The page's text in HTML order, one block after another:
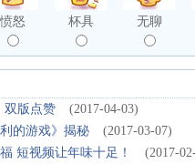
愤怒 杯具 无聊
双版点赞
(2017-04-03)
的游戏》揭秘
(2017-03-07)
短视频让年味十足！
(2017-